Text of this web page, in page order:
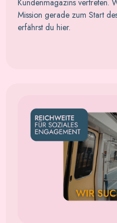
Mission gerade zum Start
erfährst du hier.